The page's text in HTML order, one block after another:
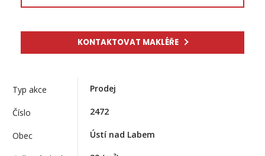
KONTAKTOVAT MAKLÉŘE
Typ akce Prodej
Číslo 2472
Obec Ústí nad Labem